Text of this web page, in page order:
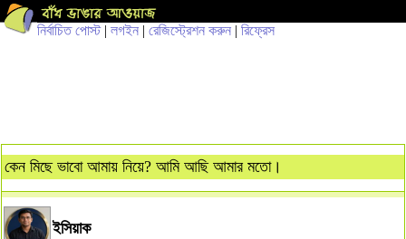
নির্বাচিত পোস্ট| লগইন | রেজিস্ট্রেশন করুন | রিফ্রেস
কেন মিছে ভাবো আমায় নিয়ে? আমি আছি আমার মতো।
ইসিয়াক